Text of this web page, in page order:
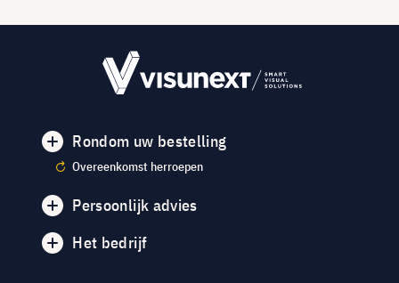
Rondom uw bestelling
Overeenkomst herroepen
Persoonlijk advies
Het bedrijf